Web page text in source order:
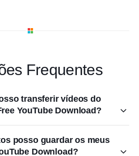
Frequentes
transferir vídeos do
YouTube Download?
posso guardar os meus
Download?